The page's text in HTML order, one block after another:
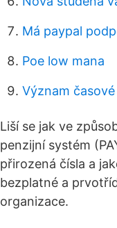
Má paypal
Poe low mana
Význam
Liší se jak ve
penzijní systém
přirozená čísla a
bezplatné a
organizace.